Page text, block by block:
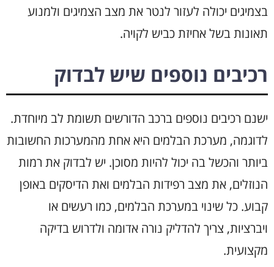
בצמיגים יכולה לעזור לנטר את מצב הצמיגים ולמנוע
תאונות בשל אחיזת כביש לקויה.
רכיבים נוספים שיש לבדוק
ישנם רכיבים נוספים ברכב הדורשים תשומת לב מיוחדת.
לדוגמה, מערכת הבלמים היא אחת מהמערכות החשובות
ביותר והכשל בה יכול להיות מסוכן. יש לבדוק את רמות
הנוזלים, את מצב רפידות הבלמים ואת הדיסקים באופן
קבוע. כל שינוי במערכת הבלמים, כמו רעשים או
ויברציות, צריך להדליק נורה אדומה ולדרוש בדיקה
מקצועית.